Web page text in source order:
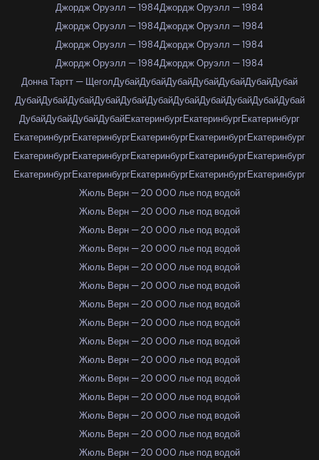
Джордж Оруэлл — 1984Джордж Оруэлл — 1984
Джордж Оруэлл — 1984Джордж Оруэлл — 1984
Джордж Оруэлл — 1984Джордж Оруэлл — 1984
Джордж Оруэлл — 1984Джордж Оруэлл — 1984
Донна Тартт — ЩеголДубайДубайДубайДубайДубайДубайДубай
ДубайДубайДубайДубайДубайДубайДубайДубайДубайДубайДубай
ДубайДубайДубайДубайЕкатеринбургЕкатеринбургЕкатеринбург
ЕкатеринбургЕкатеринбургЕкатеринбургЕкатеринбургЕкатеринбург
ЕкатеринбургЕкатеринбургЕкатеринбургЕкатеринбургЕкатеринбург
ЕкатеринбургЕкатеринбургЕкатеринбургЕкатеринбургЕкатеринбург
Жюль Верн — 20 000 лье под водой
Жюль Верн — 20 000 лье под водой
Жюль Верн — 20 000 лье под водой
Жюль Верн — 20 000 лье под водой
Жюль Верн — 20 000 лье под водой
Жюль Верн — 20 000 лье под водой
Жюль Верн — 20 000 лье под водой
Жюль Верн — 20 000 лье под водой
Жюль Верн — 20 000 лье под водой
Жюль Верн — 20 000 лье под водой
Жюль Верн — 20 000 лье под водой
Жюль Верн — 20 000 лье под водой
Жюль Верн — 20 000 лье под водой
Жюль Верн — 20 000 лье под водой
Жюль Верн — 20 000 лье под водой